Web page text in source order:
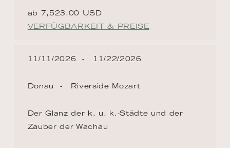
ab 7,523.00 USD
VERFÜGBARKEIT & PREISE
11/11/2026 11/22/2026
Donau Riverside Mozart
Der Glanz der k. u. k.-Städte und der
Zauber der Wachau